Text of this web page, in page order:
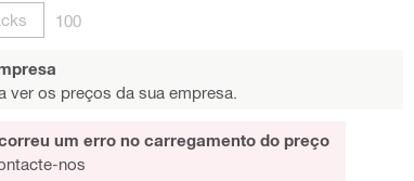
100
ver os preços da sua empresa.
um erro no carregamento do preço
nos